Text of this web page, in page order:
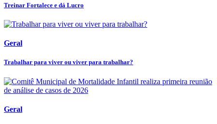
Treinar Fortalece e dá Lucro
Geral
Trabalhar para viver ou viver para trabalhar?
Geral